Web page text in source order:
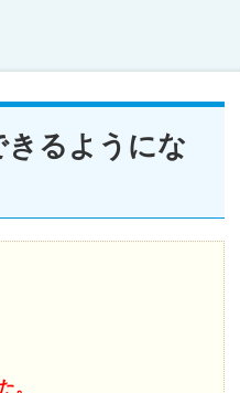
るようにな
。